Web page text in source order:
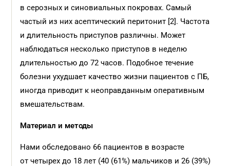
в серозных и синовиальных покровах. Самый
частый из них асептический перитонит [2]. Частота
и длительность приступов различны. Может
наблюдаться несколько приступов в неделю
длительностью до 72 часов. Подобное течение
болезни ухудшает качество жизни пациентов с ПБ,
иногда приводит к неоправданным оперативным
вмешательствам.
Материал и методы
Нами обследовано 66 пациентов в возрасте
от четырех до 18 лет (40 (61%) мальчиков и 26 (39%)